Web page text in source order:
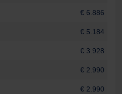
€ 6.886
€ 5.184
€ 3.928
€ 2.990
€ 2.990